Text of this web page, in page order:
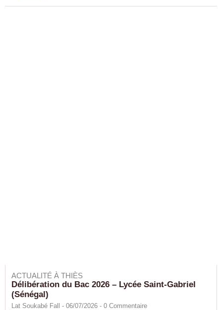
ACTUALITÉ À THIÈS
Délibération du Bac 2026 – Lycée Saint-Gabriel
(Sénégal)
Lat Soukabé Fall - 06/07/2026 - 0 Commentaire